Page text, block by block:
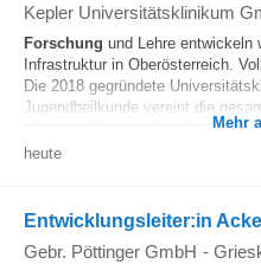
Kepler Universitätsklinikum
Forschung und Lehre entwickeln
Infrastruktur in Oberösterreich.
Die 2018 gegründete
Jugendheilkunde vereint die
Mehr
heute
Entwicklungsleiter:in
Gebr. Pöttinger GmbH -